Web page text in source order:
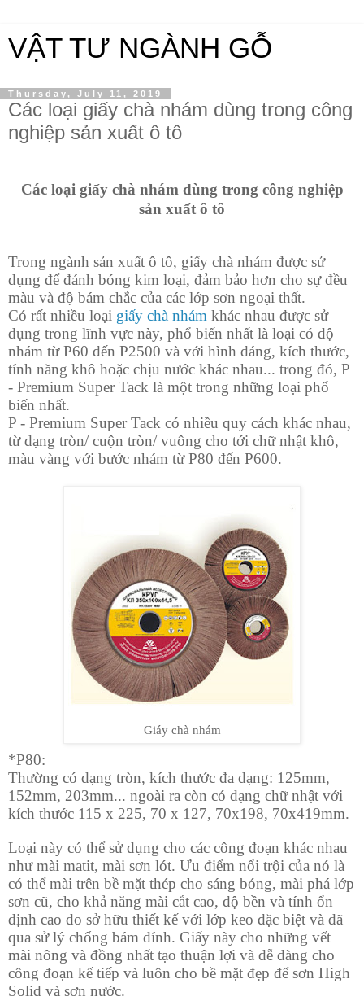
VẬT TƯ NGÀNH GỖ
Thursday, July 11, 2019
Các loại giấy chà nhám dùng trong công
nghiệp sản xuất ô tô
Các loại giấy chà nhám dùng trong công nghiệp
sản xuất ô tô
Trong ngành sản xuất ô tô, giấy chà nhám được sử
dụng để đánh bóng kim loại, đảm bảo hơn cho sự đều
màu và độ bám chắc của các lớp sơn ngoại thất.
Có rất nhiều loại giấy chà nhám khác nhau được sử
dụng trong lĩnh vực này, phổ biến nhất là loại có độ
nhám từ P60 đến P2500 và với hình dáng, kích thước,
tính năng khô hoặc chịu nước khác nhau... trong đó, P
- Premium Super Tack là một trong những loại phổ
biến nhất.
P - Premium Super Tack có nhiều quy cách khác nhau,
từ dạng tròn/ cuộn tròn/ vuông cho tới chữ nhật khô,
màu vàng với bước nhám từ P80 đến P600.
Giáy chà nhám
*P80:
Thường có dạng tròn, kích thước đa dạng: 125mm,
152mm, 203mm... ngoài ra còn có dạng chữ nhật với
kích thước 115 x 225, 70 x 127, 70x198, 70x419mm.
Loại này có thể sử dụng cho các công đoạn khác nhau
như mài matit, mài sơn lót. Ưu điểm nổi trội của nó là
có thể mài trên bề mặt thép cho sáng bóng, mài phá lớp
sơn cũ, cho khả năng mài cắt cao, độ bền và tính ổn
định cao do sở hữu thiết kế với lớp keo đặc biệt và đã
qua sử lý chống bám dính. Giấy này cho những vết
mài nông và đồng nhất tạo thuận lợi và dễ dàng cho
công đoạn kế tiếp và luôn cho bề mặt đẹp để sơn High
Solid và sơn nước.